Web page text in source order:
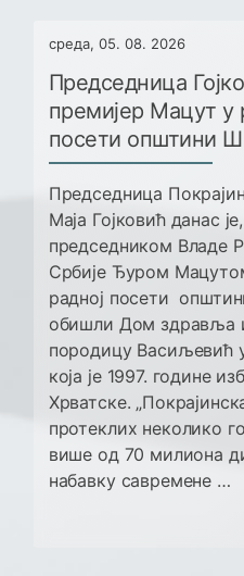
среда, 05. 08. 2026
Председница
премијер Мацут у
посети општини
Председница
Маја Гојковић данас
председником Владе
Србије Ђуром
радној посети
обишли Дом здравља
породицу Васиљевић
која је 1997. године
Хрватске.
протеклих неколико
више од 70 милиона
набавку савремене …